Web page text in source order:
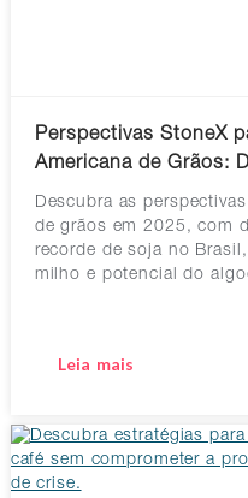
Perspectivas StoneX
Americana de Grãos:
Descubra as
de grãos em 2025, com
recorde de soja no
milho e potencial do
Leia mais